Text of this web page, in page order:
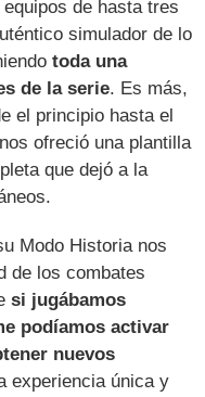
de hasta tres
simulador de lo
toda una
de la serie. Es más,
el principio hasta el
ofreció una plantilla
que dejó a la
Modo Historia nos
de los combates
si jugábamos
podíamos activar
nuevos
experiencia única y